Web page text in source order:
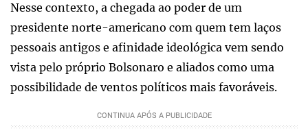
Nesse contexto, a chegada ao poder de um
presidente norte-americano com quem tem laços
pessoais antigos e afinidade ideológica vem sendo
vista pelo próprio Bolsonaro e aliados como uma
possibilidade de ventos políticos mais favoráveis.